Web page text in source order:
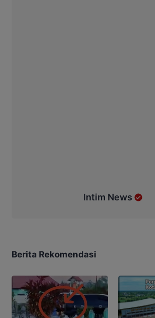
Intim News
Berita Rekomendasi